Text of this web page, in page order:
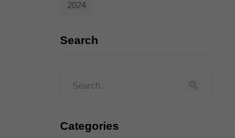
2024
Search
Categories